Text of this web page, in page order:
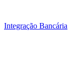
Integração Bancária